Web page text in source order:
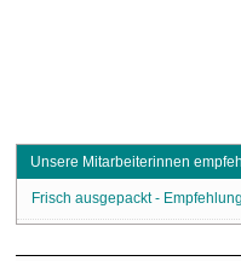
Unsere Mitarbeiterinnen
Frisch ausgepackt -